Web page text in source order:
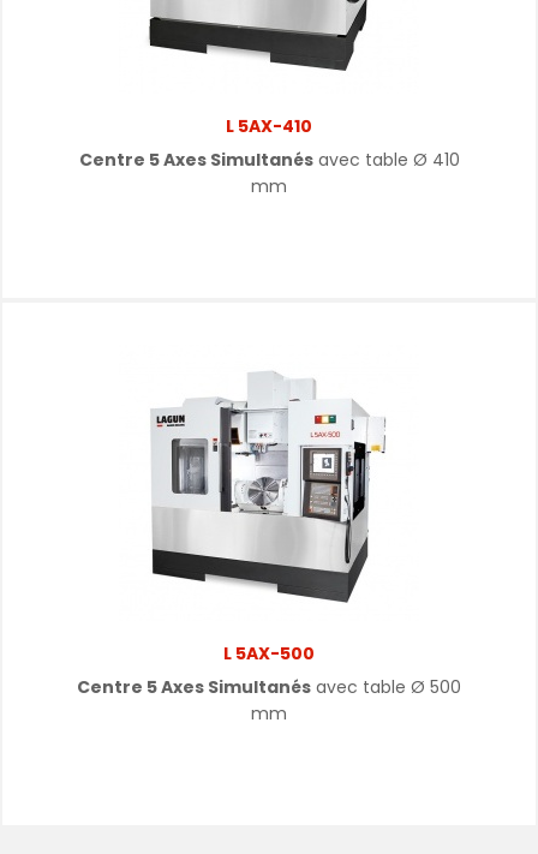
L 5AX-410
Centre 5 Axes Simultanésavec table Ø 410
mm
L 5AX-500
Centre 5 Axes Simultanés avec table Ø 500
mm